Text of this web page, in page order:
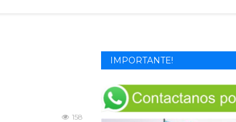
158
IMPORTANTE!